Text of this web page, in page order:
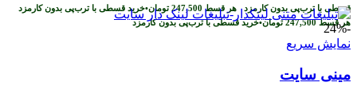
قسطی با ترب‌پی بدون کارمزد هر قسط 247,500 تومان•خرید قسطی با ترب‌پی بدون کارمزد
هر قسط247,500 تومان•خرید قسطی با ترب‌پی بدون کارمزد
-24%
نمایش سریع
مینی سایت